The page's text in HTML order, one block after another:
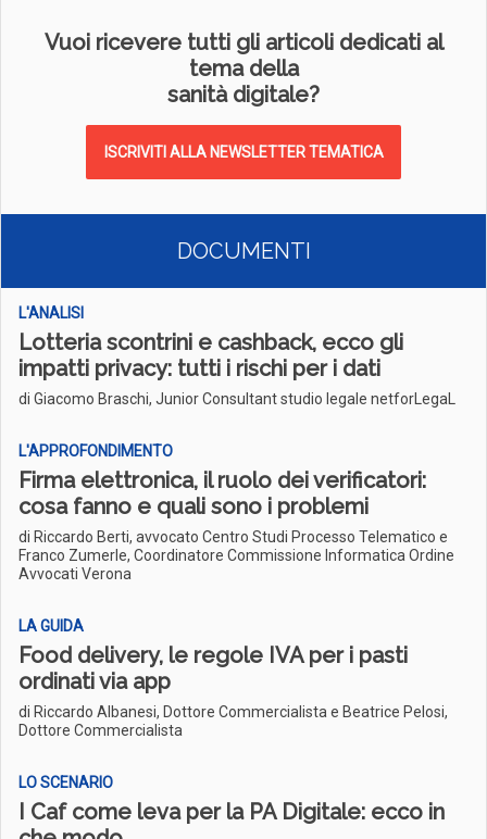
Vuoi ricevere tutti gli articoli dedicati al
tema della
sanità digitale?
ISCRIVITI ALLA NEWSLETTER TEMATICA
DOCUMENTI
L'ANALISI
Lotteria scontrini e cashback, ecco gli
impatti privacy: tutti i rischi per i dati
di Giacomo Braschi, Junior Consultant studio legale netforLegaL
L'APPROFONDIMENTO
Firma elettronica, il ruolo dei verificatori:
cosa fanno e quali sono i problemi
di Riccardo Berti, avvocato Centro Studi Processo Telematico e
Franco Zumerle, Coordinatore Commissione Informatica Ordine
Avvocati Verona
LA GUIDA
Food delivery, le regole IVA per i pasti
ordinati via app
di Riccardo Albanesi, Dottore Commercialista e Beatrice Pelosi,
Dottore Commercialista
LO SCENARIO
I Caf come leva per la PA Digitale: ecco in